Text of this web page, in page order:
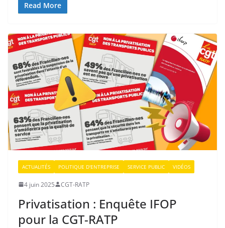
Read More
ACTUALITÉS POLITIQUE D'ENTREPRISE SERVICE PUBLIC VIDÉOS
4 juin 2025 CGT-RATP
Privatisation : Enquête IFOP
pour la CGT-RATP